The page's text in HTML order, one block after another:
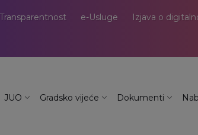
Transparentnost e-Usluge Izjava o
JUO Gradsko vijeće Dokumenti